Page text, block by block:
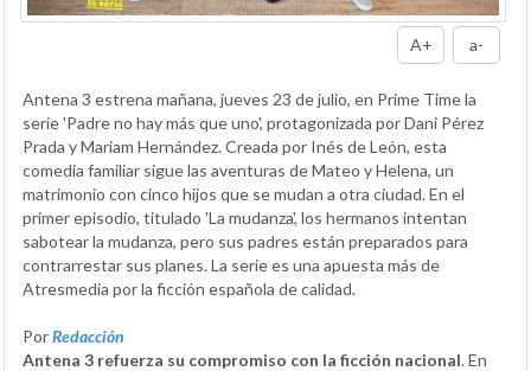
A+ a-
Antena 3 estrena mañana, jueves 23 de julio, en Prime Time la
serie 'Padre no hay más que uno', protagonizada por Dani Pérez
Prada y Mariam Hernández. Creada por Inés de León, esta
comedia familiar sigue las aventuras de Mateo y Helena, un
matrimonio con cinco hijos que se mudan a otra ciudad. En el
primer episodio, titulado 'La mudanza', los hermanos intentan
sabotear la mudanza, pero sus padres están preparados para
contrarrestar sus planes. La serie es una apuesta más de
Atresmedia por la ficción española de calidad.
PorRedacción
Antena 3 refuerza su compromiso con la ficción nacional. En